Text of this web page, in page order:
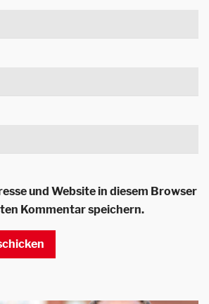
und Website in diesem Browser
Kommentar speichern.